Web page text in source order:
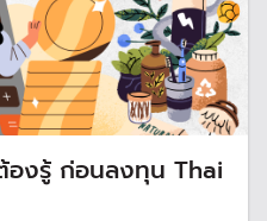
องรู้ ก่อนลงทุน Thai